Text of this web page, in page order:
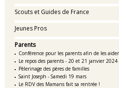
Scouts et Guides de France
Jeunes Pros
Parents
Conférence pour les parents afin de les
Le repos des parents - 20 et 21 janvier 2024
Pèlerinage des pères de familles
Saint Joseph - Samedi 19 mars
Le RDV des Mamans fait sa rentrée !